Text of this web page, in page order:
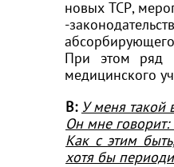
В: У меня такой
Он мне говорит:
Как с этим
хотя бы
новых ТСР,
-
При этом ряд
медицинского